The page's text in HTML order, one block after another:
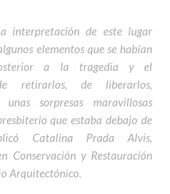
interpretación de este lugar
elementos que se habían
a la tragedia y el
retirarlos, de liberarlos,
unas sorpresas maravillosas
que estaba debajo de
Catalina Prada Alvis,
Conservación y Restauración
Arquitectónico.